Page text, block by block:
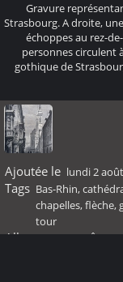
Gravure
Strasbourg. A droite,
échoppes au rez-
personnes circulent
gothique de
Ajoutée le lundi 2
Tags Bas-Rhin,
chapelles,flèche,
tour
Albums Moyen Âge